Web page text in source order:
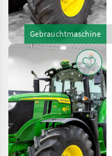
Gebrauchtmaschine